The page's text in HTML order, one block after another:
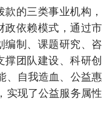
的三类事业机构，
政依赖模式，通过市
编制、课题研究、咨
团队建设、科研创
、自我造血、公益惠
实现了公益服务属性